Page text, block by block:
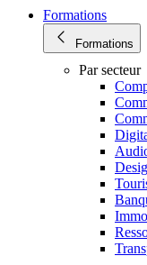
Formations
Formations
Par secteur